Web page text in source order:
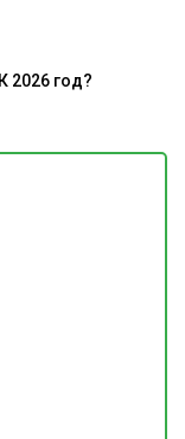
2026 год?